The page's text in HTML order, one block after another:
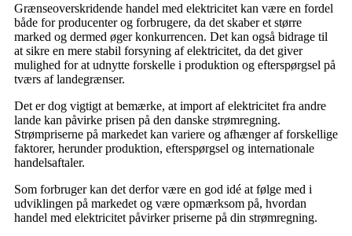
Grænseoverskridende handel med elektricitet kan være en fordel
både for producenter og forbrugere, da det skaber et større
marked og dermed øger konkurrencen. Det kan også bidrage til
at sikre en mere stabil forsyning af elektricitet, da det giver
mulighed for at udnytte forskelle i produktion og efterspørgsel på
tværs af landegrænser.
Det er dog vigtigt at bemærke, at import af elektricitet fra andre
lande kan påvirke prisen på den danske strømregning.
Strømpriserne på markedet kan variere og afhænger af forskellige
faktorer, herunder produktion, efterspørgsel og internationale
handelsaftaler.
Som forbruger kan det derfor være en god idé at følge med i
udviklingen på markedet og være opmærksom på, hvordan
handel med elektricitet påvirker priserne på din strømregning.